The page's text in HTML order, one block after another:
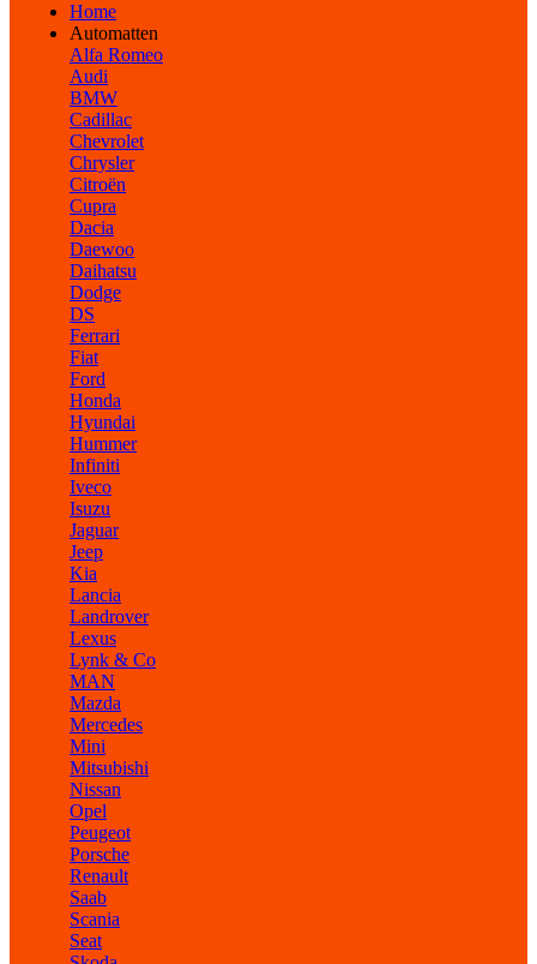
Home
Automatten
Alfa Romeo
Audi
BMW
Cadillac
Chevrolet
Chrysler
Citroën
Cupra
Dacia
Daewoo
Daihatsu
Dodge
DS
Ferrari
Fiat
Ford
Honda
Hyundai
Hummer
Infiniti
Iveco
Isuzu
Jaguar
Jeep
Kia
Lancia
Landrover
Lexus
Lynk & Co
MAN
Mazda
Mercedes
Mini
Mitsubishi
Nissan
Opel
Peugeot
Porsche
Renault
Saab
Scania
Seat